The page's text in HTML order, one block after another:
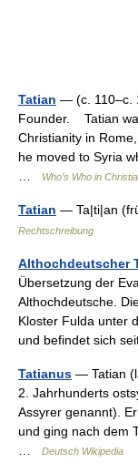
Tatian — (c. 110–c.
Founder. Tatian
Christianity in
he moved to Syria
Who’s Who in
Tatian — Ta|ti|an
Rechtschreibung
Althochdeutscher
Übersetzung der
Althochdeutsche.
Kloster Fulda unter
und befindet sich
Tatianus — Tatian
2. Jahrhunderts
Assyrer genannt).
und ging nach dem
Deutsch Wikipedia